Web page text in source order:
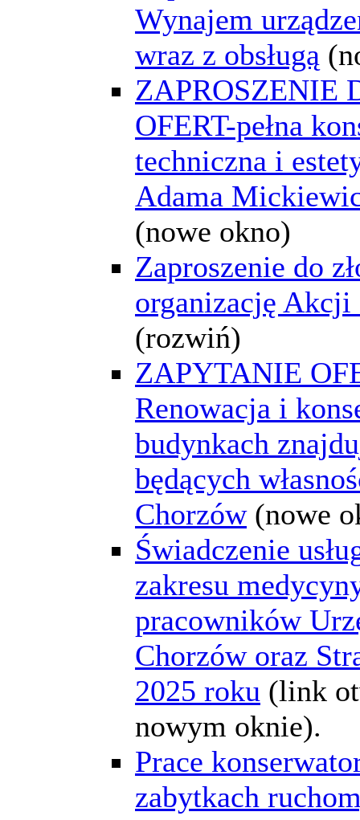
Wynajem
wraz z obsługą
ZAPROSZENIE
OFERT-pełna
techniczna i
Adama
(nowe okno)
Zaproszenie do
organizację
(rozwiń)
ZAPYTANIE
Renowacja i
budynkach
będących
Chorzów (nowe
Świadczenie
zakresu
pracowników
Chorzów oraz
2025 roku (link
nowym oknie).
Prace
zabytkach